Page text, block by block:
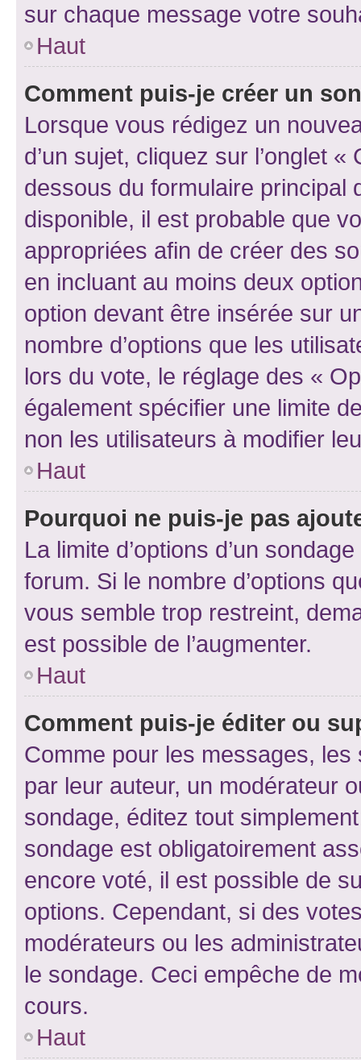
sur chaque message votre
Haut
Comment puis-je créer un
Lorsque vous rédigez un
d’un sujet, cliquez sur l’onglet
dessous du formulaire principal
disponible, il est probable que
appropriées afin de créer des
en incluant au moins deux
option devant être insérée sur
nombre d’options que les
lors du vote, le réglage des «
également spécifier une limite
non les utilisateurs à modifier
Haut
Pourquoi ne puis-je pas
La limite d’options d’un
forum. Si le nombre d’options
vous semble trop restreint,
est possible de l’augmenter.
Haut
Comment puis-je éditer ou
Comme pour les messages,
par leur auteur, un modérateur
sondage, éditez tout
sondage est obligatoirement
encore voté, il est possible de
options. Cependant, si des
modérateurs ou les
le sondage. Ceci empêche de
cours.
Haut